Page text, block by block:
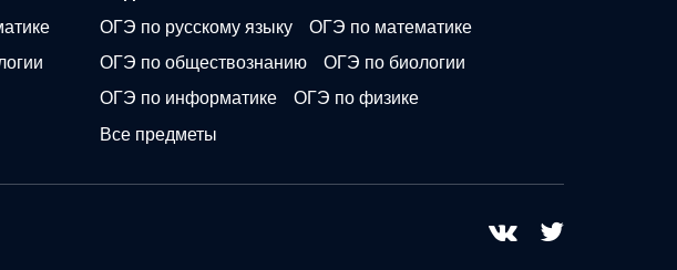
ОГЭ по русскому языку
ОГЭ по математике
ОГЭ по обществознанию
ОГЭ по биологии
ОГЭ по информатике
ОГЭ по физике
Все предметы